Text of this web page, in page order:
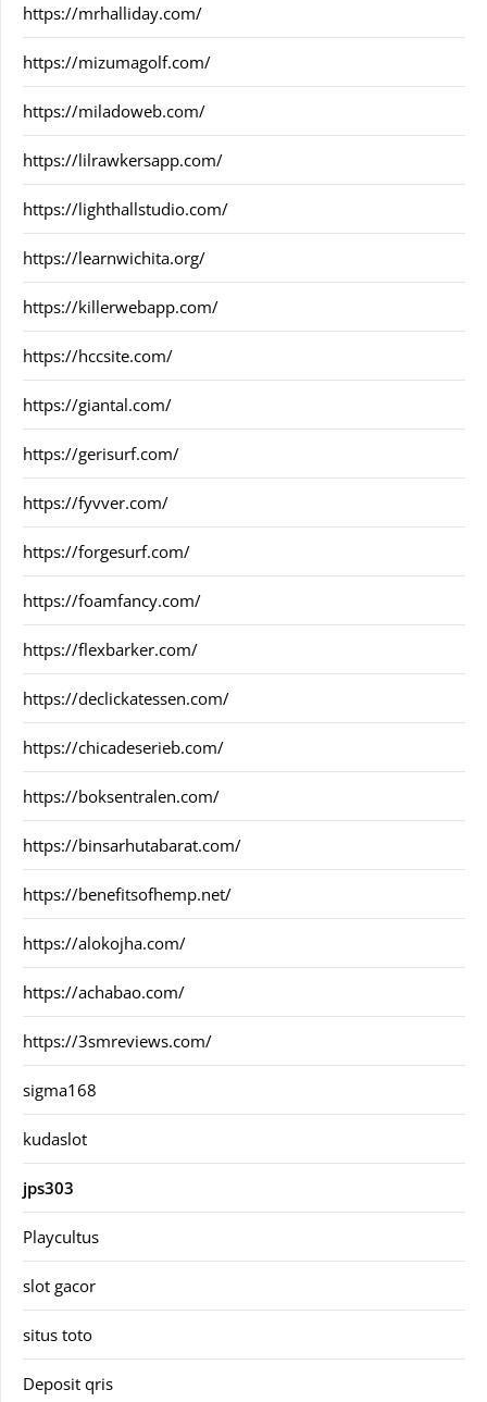
https://mrhalliday.com/
https://mizumagolf.com/
https://miladoweb.com/
https://lilrawkersapp.com/
https://lighthallstudio.com/
https://learnwichita.org/
https://killerwebapp.com/
https://hccsite.com/
https://giantal.com/
https://gerisurf.com/
https://fyvver.com/
https://forgesurf.com/
https://foamfancy.com/
https://flexbarker.com/
https://declickatessen.com/
https://chicadeserieb.com/
https://boksentralen.com/
https://binsarhutabarat.com/
https://benefitsofhemp.net/
https://alokojha.com/
https://achabao.com/
https://3smreviews.com/
sigma168
kudaslot
jps303
Playcultus
slot gacor
situs toto
Deposit qris